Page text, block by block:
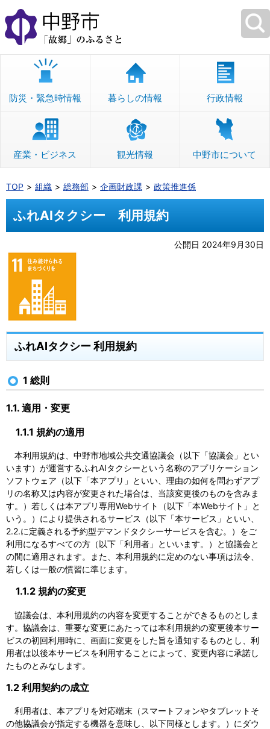
本
文
へ
移
防災・緊急時情報 暮らしの情報 行政情報
産業・ビジネス 観光情報 中野市について
TOP 組織 総務部 企画財政課 政策推進係
ふれAIタクシー 利用規約
公開日 2024年9月30日
ふれAIタクシー 利用規約
1 総則
1.1. 適用・変更
1.1.1 規約の適用
本利用規約は、中野市地域公共交通協議会（以下「協議会」とい
います）が運営するふれAIタクシーという名称のアプリケーション
ソフトウェア（以下「本アプリ」といい、理由の如何を問わずアプ
リの名称又は内容が変更された場合は、当該変更後のものを含みま
す。）若しくは本アプリ専用Webサイト（以下「本Webサイト」と
いう。）により提供されるサービス（以下「本サービス」といい、
2.2.に定義される予約型デマンドタクシーサービスを含む。）をご
利用になるすべての方（以下「利用者」といいます。）と協議会と
の間に適用されます。また、本利用規約に定めのない事項は法令、
若しくは一般の慣習に準じます。
1.1.2 規約の変更
協議会は、本利用規約の内容を変更することができるものとしま
す。協議会は、重要な変更にあたっては本利用規約の変更後本サー
ビスの初回利用時に、画面に変更をした旨を通知するものとし、利
用者は以後本サービスを利用することによって、変更内容に承諾し
たものとみなします。
1.2 利用契約の成立
利用者は、本アプリを対応端末（スマートフォンやタブレットそ
の他協議会が指定する機器を意味し、以下同様とします。）にダウ